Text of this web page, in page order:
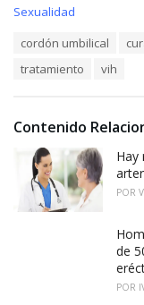
C
i
Sexualidad
cordón umbilical
tratamiento
vih
Contenido
Hay
POR
de
POR